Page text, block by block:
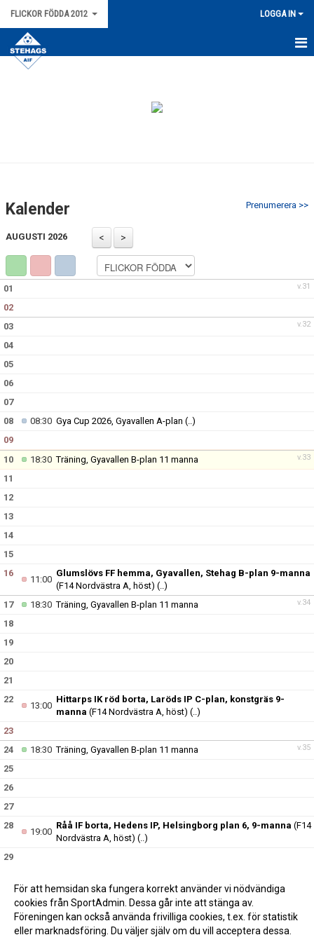
FLICKOR FÖDDA 2012 LOGGA IN
HEM
Prenumerera >>
Kalender
AUGUSTI 2026
v.31
01
02
v.32
03
04
05
06
07
08
08:30 Gya Cup 2026, Gyavallen A-plan (..)
09
v.33
10 18:30Träning, Gyavallen B-plan 11 manna
11
12
13
14
15
16
11:00
Glumslövs FF hemma, Gyavallen, Stehag B-plan 9-manna
(F14 Nordvästra A, höst) (..)
v.34
17 18:30Träning, Gyavallen B-plan 11 manna
18
19
20
21
22
13:00
Hittarps IK röd borta, Laröds IP C-plan, konstgräs 9-
manna (F14 Nordvästra A, höst) (..)
23
v.35
24 18:30Träning, Gyavallen B-plan 11 manna
25
26
27
28
19:00
Råå IF borta, Hedens IP, Helsingborg plan 6, 9-manna (F14
Nordvästra A, höst) (..)
29
18:30Träning, Gyavallen B-plan 11 manna
För att hemsidan ska fungera korrekt använder vi nödvändiga
cookies från SportAdmin. Dessa går inte att stänga av.
Föreningen kan också använda frivilliga cookies, t.ex. för statistik
eller marknadsföring. Du väljer själv om du vill acceptera dessa.